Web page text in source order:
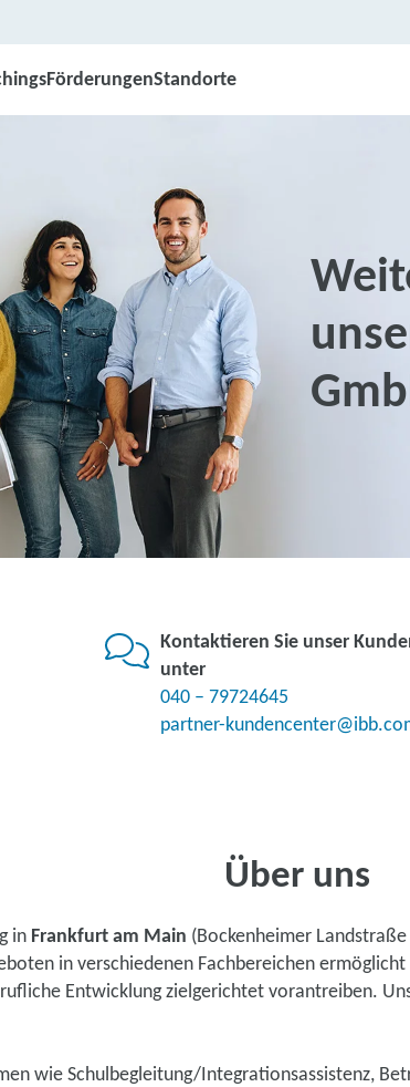
FörderungenStandorte
Kontaktieren Sie unser
unter
040 – 79724645
partner-
Über uns
in Frankfurt am Main (Bockenheimer
in verschiedenen Fachbereichen
Entwicklung zielgerichtet vorantreiben.
wie Schulbegleitung/Integrationsassistenz,